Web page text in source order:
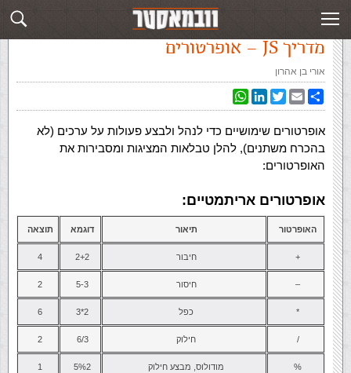
עמוד ראשי » מדריך JS – אופרטורים
מדריך JS – אופרטורים
אורי בן אהרון
WhatsAppLinkedInTwitterEmailShare
אופרטורים שימושיים כדי לנהל ולבצע פעולות על ערכים (לא
בהכרח משתנים), להלן טבלאות המציגות ומסבירות את
האופרטורים:
אופרטורים אריתמטיים:
האופרטור תיאור דוגמא תוצאה
+ חיבור 2+2
4
– חיסור 5-3
2
* כפל 2*3
6
/ חילוק 6/3
2
%
מודולוס, מבצע חילוק
5%2
1